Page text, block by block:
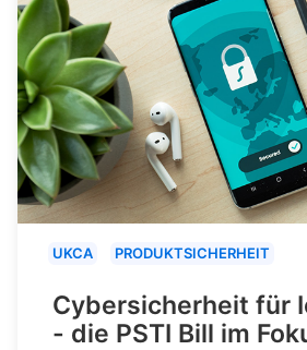
UKCA PRODUKTSICHERHEIT
Cybersicherheit für
- die PSTI Bill im